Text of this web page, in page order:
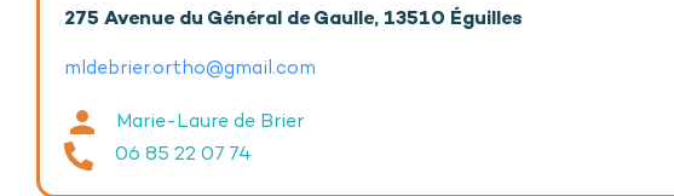
275 Avenue du Général de Gaulle, 13510 Éguilles
mldebrier.ortho@gmail.com
Marie-Laure de Brier
06 85 22 07 74